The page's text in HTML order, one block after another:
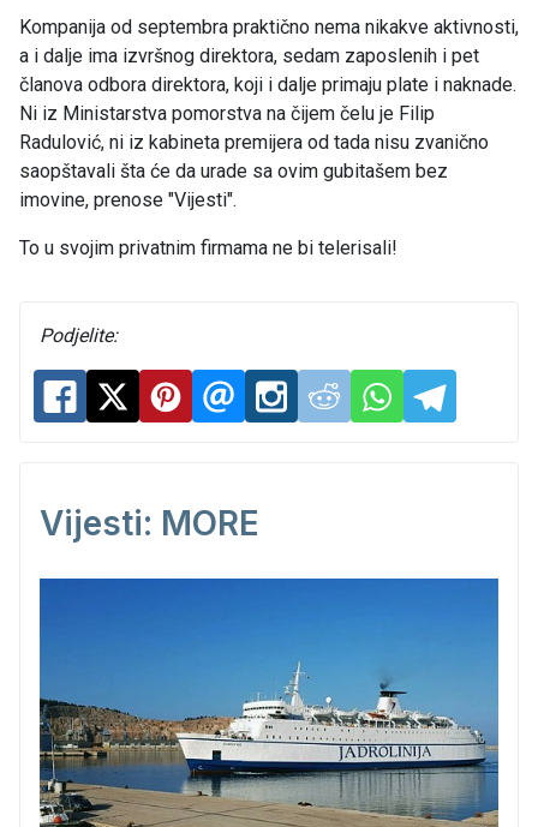
Kompanija od septembra praktično nema nikakve aktivnosti,
a i dalje ima izvršnog direktora, sedam zaposlenih i pet
članova odbora direktora, koji i dalje primaju plate i naknade.
Ni iz Ministarstva pomorstva na čijem čelu je Filip
Radulović, ni iz kabineta premijera od tada nisu zvanično
saopštavali šta će da urade sa ovim gubitašem bez
imovine, prenose "Vijesti".
To u svojim privatnim firmama ne bi telerisali!
Podjelite:
Vijesti: MORE